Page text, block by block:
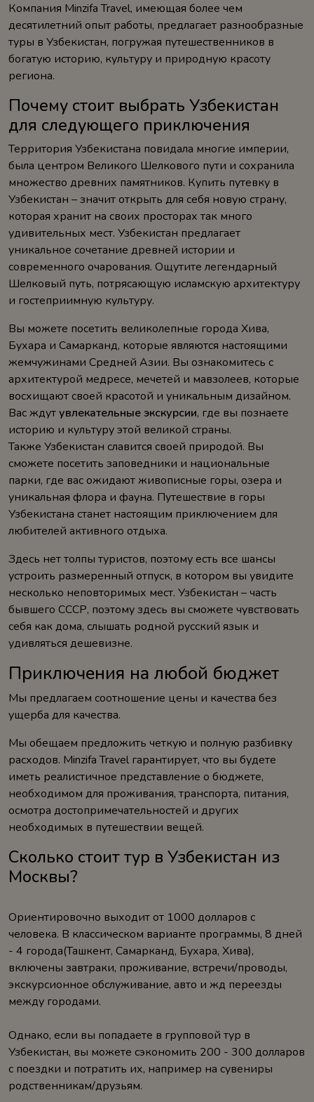
Компания Minzifa Travel, имеющая более чем
десятилетний опыт работы, предлагает разнообразные
туры в Узбекистан, погружая путешественников в
богатую историю, культуру и природную красоту
региона.
Почему стоит выбрать Узбекистан
для следующего приключения
Территория Узбекистана повидала многие империи,
была центром Великого Шелкового пути и сохранила
множество древних памятников. Купить путевку в
Узбекистан – значит открыть для себя новую страну,
которая хранит на своих просторах так много
удивительных мест. Узбекистан предлагает
уникальное сочетание древней истории и
современного очарования. Ощутите легендарный
Шелковый путь, потрясающую исламскую архитектуру
и гостеприимную культуру.
Вы можете посетить великолепные города Хива,
Бухара и Самарканд, которые являются настоящими
жемчужинами Средней Азии. Вы ознакомитесь с
архитектурой медресе, мечетей и мавзолеев, которые
восхищают своей красотой и уникальным дизайном.
Вас ждутувлекательные экскурсии, где вы познаете
историю и культуру этой великой страны.
Также Узбекистан славится своей природой. Вы
сможете посетить заповедники и национальные
парки, где вас ожидают живописные горы, озера и
уникальная флора и фауна. Путешествие в горы
Узбекистана станет настоящим приключением для
любителей активного отдыха.
Здесь нет толпы туристов, поэтому есть все шансы
устроить размеренный отпуск, в котором вы увидите
несколько неповторимых мест. Узбекистан – часть
бывшего СССР, поэтому здесь вы сможете чувствовать
себя как дома, слышать родной русский язык и
удивляться дешевизне.
Приключения на любой бюджет
Мы предлагаем соотношение цены и качества без
ущерба для качества.
Мы обещаем предложить четкую и полную разбивку
расходов. Minzifa Travel гарантирует, что вы будете
иметь реалистичное представление о бюджете,
необходимом для проживания, транспорта, питания,
осмотра достопримечательностей и других
необходимых в путешествии вещей.
Сколько стоит тур в Узбекистан из
Москвы?
Ориентировочно выходит от 1000 долларов с
человека. В классическом варианте программы, 8 дней
- 4 города(Ташкент, Самарканд, Бухара, Хива),
включены завтраки, проживание, встречи/проводы,
экскурсионное обслуживание, авто и жд переезды
между городами.
Однако, если вы попадаете в групповой тур в
Узбекистан, вы можете сэкономить 200 - 300 долларов
с поездки и потратить их, например на сувениры
родственникам/друзьям.